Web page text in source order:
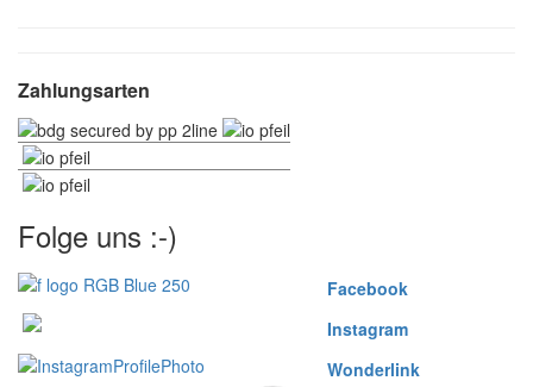
Zahlungsarten
Folge uns :-)
Facebook
Instagram
Wonderlink